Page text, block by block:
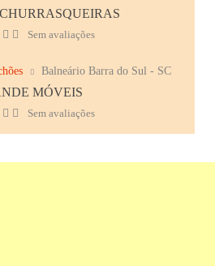
Sem avaliações
Balneário Barra do Sul - SC
MÓVEIS
Sem avaliações